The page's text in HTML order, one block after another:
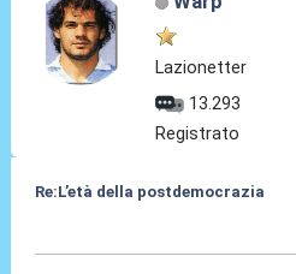
Lazionetter
13.293
Registrato
Re:L’età della postdemocrazia